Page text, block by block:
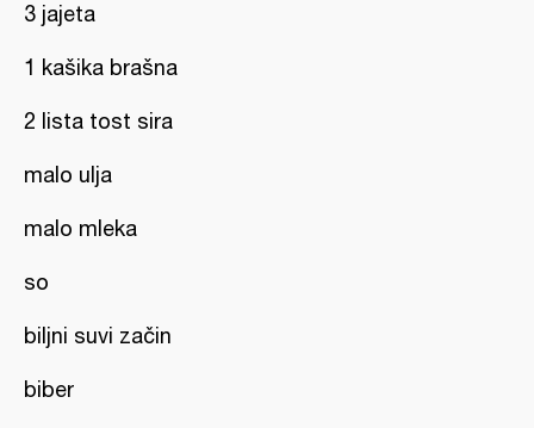
3 jajeta
1 kašika brašna
2 lista tost sira
malo ulja
malo mleka
so
biljni suvi začin
biber